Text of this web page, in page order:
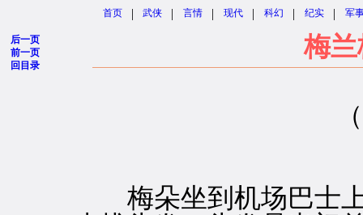
首页 | 武侠 | 言情 | 现代 | 科幻 | 纪实 | 军
后一页
前一页
回目录
梅
梅朵坐到机场巴士上